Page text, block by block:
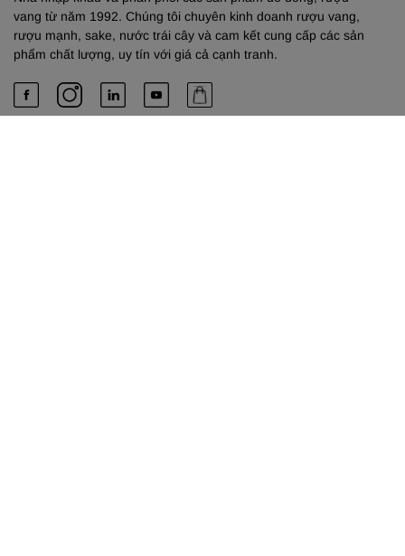
vang từ năm 1992. Chúng tôi chuyên kinh doanh rượu vang,
rượu mạnh, sake, nước trái cây và cam kết cung cấp các sản
phẩm chất lượng, uy tín với giá cả cạnh tranh.